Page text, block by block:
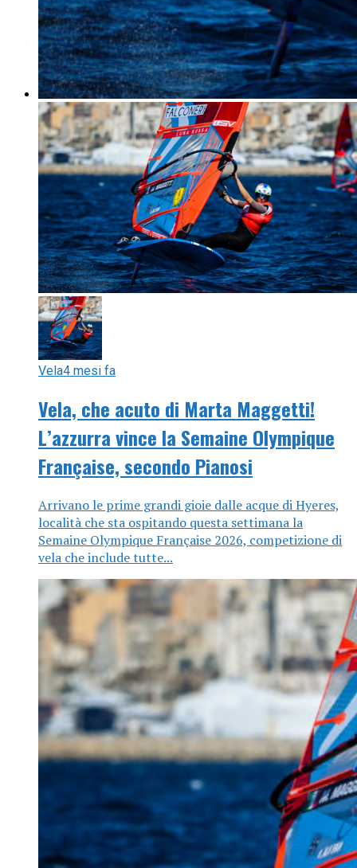
Vela4 mesi fa
Vela, che acuto di Marta Maggetti!
L’azzurra vince la Semaine Olympique
Française, secondo Pianosi
Arrivano le prime grandi gioie dalle acque di Hyeres,
località che sta ospitando questa settimana la
Semaine Olympique Française 2026, competizione di
vela che include tutte...